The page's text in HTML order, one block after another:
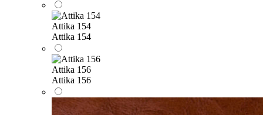
Attika 154
Attika 154
Attika 156
Attika 156